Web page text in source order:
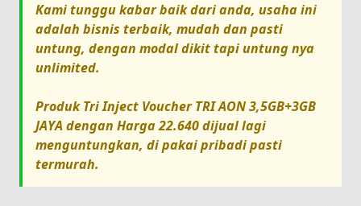
Kami tunggu kabar baik dari anda, usaha ini
adalah bisnis terbaik, mudah dan pasti
untung, dengan modal dikit tapi untung nya
unlimited.
ProdukTri Inject Voucher TRI AON 3,5GB+3GB
JAYA dengan Harga22.640dijual lagi
menguntungkan, di pakai pribadi pasti
termurah.